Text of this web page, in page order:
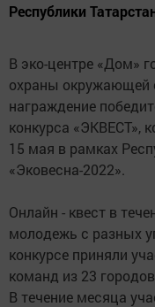
Республики
В эко-центре «Дом»
охраны окружающей
награждение
конкурса «ЭКВЕСТ»,
15 мая в рамках
«Эковесна-2022».
Онлайн - квест в
молодежь с разных
конкурсе приняли
команд из 23
В течение месяца